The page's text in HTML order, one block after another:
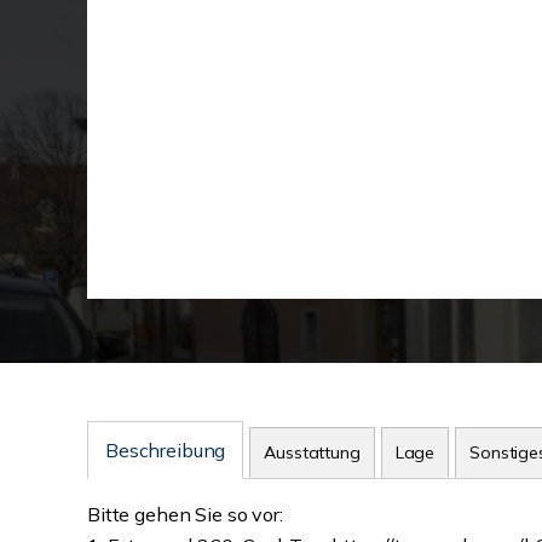
Beschreibung Ausstattung Lage
Bitte gehen Sie so vor: